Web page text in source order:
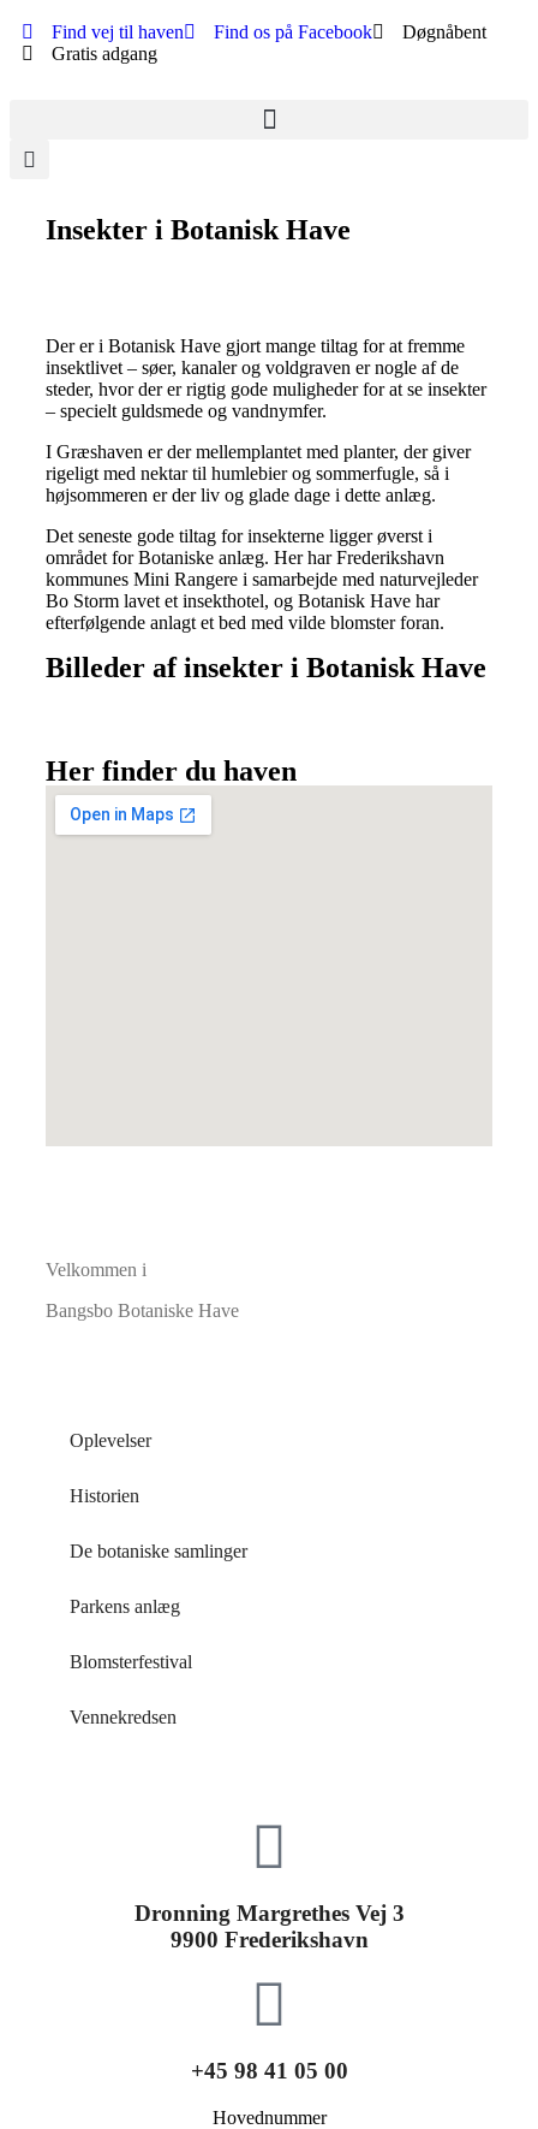
Find vej til haven Find os på Facebook
Døgnåbent
Gratis adgang
Insekter i Botanisk Have
Der er i Botanisk Have gjort mange tiltag for at fremme
insektlivet – søer, kanaler og voldgraven er nogle af de
steder, hvor der er rigtig gode muligheder for at se insekter
– specielt guldsmede og vandnymfer.
I Græshaven er der mellemplantet med planter, der giver
rigeligt med nektar til humlebier og sommerfugle, så i
højsommeren er der liv og glade dage i dette anlæg.
Det seneste gode tiltag for insekterne ligger øverst i
området for Botaniske anlæg. Her har Frederikshavn
kommunes Mini Rangere i samarbejde med naturvejleder
Bo Storm lavet et insekthotel, og Botanisk Have har
efterfølgende anlagt et bed med vilde blomster foran.
Billeder af insekter i Botanisk Have
Her finder du haven
Velkommen i
Bangsbo Botaniske Have
Oplevelser
Historien
De botaniske samlinger
Parkens anlæg
Blomsterfestival
Vennekredsen
Dronning Margrethes Vej 3
9900 Frederikshavn
+45 98 41 05 00
Hovednummer